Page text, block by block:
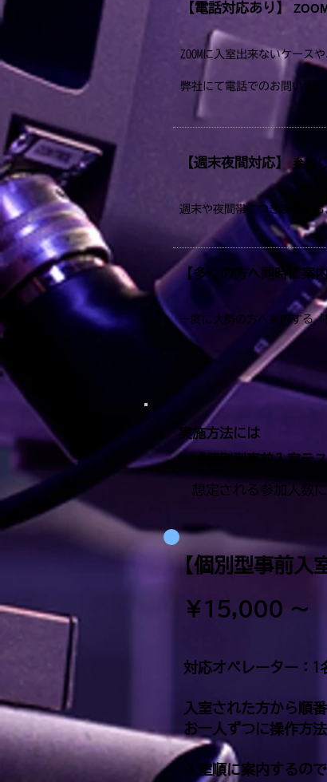
【電話対応あり】
ZOOMに入室出来ないケース
弊社にて電話でのお問い合
【週末夜間対応】 参加
週末や夜間帯につきまして
【多くの方へ同時に案
一度に大勢の方へ案内する
実施方法には
『個別型事前入室テ
想定される参加人数に
【個別型事前入
￥15,000 ～
対応オペレーター：1
入室された方から順番
お一人ずつに操作方
入室順に案内するので